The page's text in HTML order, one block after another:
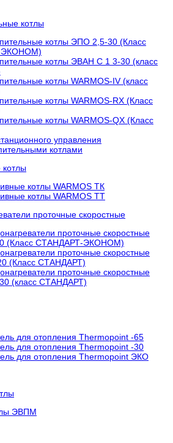
котлы
котлы ЭПО 2,5-30 (Класс
ЭКОНОМ)
котлы ЭВАН С 1 3-30 (класс
котлы WARMOS-IV (класс
котлы WARMOS-RX (Класс
котлы WARMOS-QX (Класс
управления
котлами
котлы
котлы WARMOS TК
котлы WARMOS TT
проточные скоростные
проточные скоростные
(Класс СТАНДАРТ-ЭКОНОМ)
проточные скоростные
(Класс СТАНДАРТ)
проточные скоростные
(класс СТАНДАРТ)
для отопления Thermopoint -65
для отопления Thermopoint -30
для отопления Thermopoint ЭКО
ЭВПМ